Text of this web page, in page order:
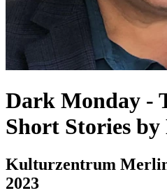
Dark Monday -
Short Stories
Kulturzentrum
2023